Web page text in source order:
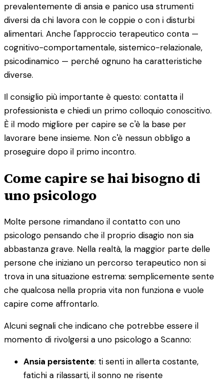
prevalentemente di ansia e panico usa strumenti
diversi da chi lavora con le coppie o con i disturbi
alimentari. Anche l'approccio terapeutico conta —
cognitivo-comportamentale, sistemico-relazionale,
psicodinamico — perché ognuno ha caratteristiche
diverse.
Il consiglio più importante è questo: contatta il
professionista e chiedi un primo colloquio conoscitivo.
È il modo migliore per capire se c'è la base per
lavorare bene insieme. Non c'è nessun obbligo a
proseguire dopo il primo incontro.
Come capire se hai bisogno di
uno psicologo
Molte persone rimandano il contatto con uno
psicologo pensando che il proprio disagio non sia
abbastanza grave. Nella realtà, la maggior parte delle
persone che iniziano un percorso terapeutico non si
trova in una situazione estrema: semplicemente sente
che qualcosa nella propria vita non funziona e vuole
capire come affrontarlo.
Alcuni segnali che indicano che potrebbe essere il
momento di rivolgersi a uno psicologo a Scanno:
Ansia persistente: ti senti in allerta costante,
fatichi a rilassarti, il sonno ne risente